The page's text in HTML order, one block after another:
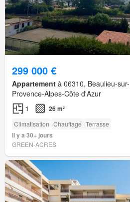
299 000 €
Appartement à 06310, Beaulieu-
Provence-Alpes-Côte d'Azur
1 26 m²
Climatisation Chauffage Terrasse
Il y a 30+ jours
GREEN-ACRES